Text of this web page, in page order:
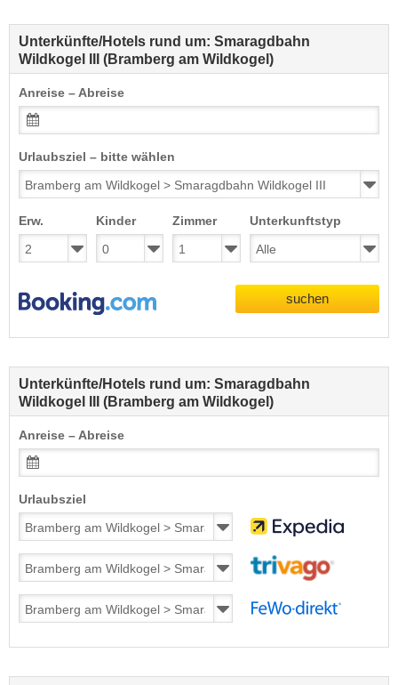
Unterkünfte/Hotels rund um: Smaragdbahn
Wildkogel III (Bramberg am Wildkogel)
Anreise – Abreise
Urlaubsziel – bitte wählen
Erw. Kinder Zimmer Unterkunftstyp
suchen
Unterkünfte/Hotels rund um: Smaragdbahn
Wildkogel III (Bramberg am Wildkogel)
Anreise – Abreise
Urlaubsziel